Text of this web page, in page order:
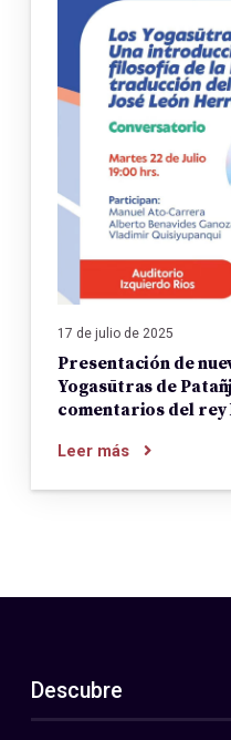
17 de julio de 2025
Presentación de
Yogasūtras de
comentarios del rey
Leer más
Descubre